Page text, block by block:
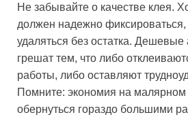
Не забывайте о качестве клея.
должен надежно фиксироваться,
удаляться без остатка. Дешевые
грешат тем, что либо
работы, либо оставляют
Помните: экономия на малярном
обернуться гораздо большими